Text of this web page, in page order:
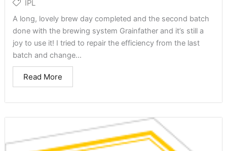
IPL
A long, lovely brew day completed and the second batch
done with the brewing system Grainfather and it’s still a
joy to use it! I tried to repair the efficiency from the last
batch and change...
Read More